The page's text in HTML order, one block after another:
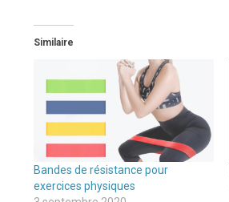
Similaire
Bandes de résistance pour
exercices physiques